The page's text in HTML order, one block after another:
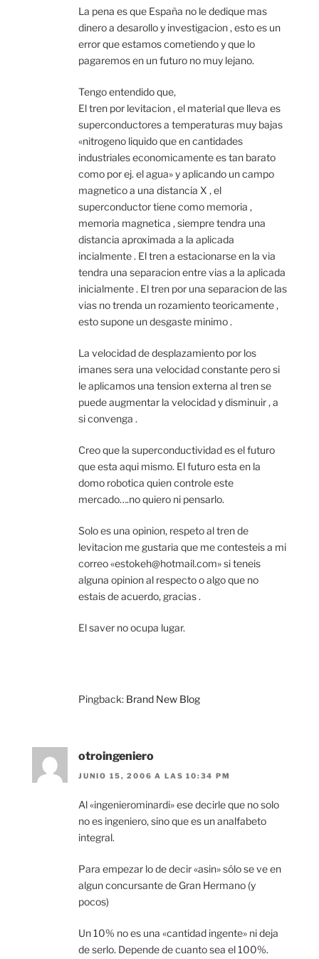
La pena es que España no le dedique mas
dinero a desarollo y investigacion , esto es un
error que estamos cometiendo y que lo
pagaremos en un futuro no muy lejano.
Tengo entendido que,
El tren por levitacion , el material que lleva es
superconductores a temperaturas muy bajas
«nitrogeno liquido que en cantidades
industriales economicamente es tan barato
como por ej. el agua» y aplicando un campo
magnetico a una distancia X , el
superconductor tiene como memoria ,
memoria magnetica , siempre tendra una
distancia aproximada a la aplicada
incialmente . El tren a estacionarse en la via
tendra una separacion entre vias a la aplicada
inicialmente . El tren por una separacion de las
vias no trenda un rozamiento teoricamente ,
esto supone un desgaste minimo .
La velocidad de desplazamiento por los
imanes sera una velocidad constante pero si
le aplicamos una tension externa al tren se
puede augmentar la velocidad y disminuir , a
si convenga .
Creo que la superconductividad es el futuro
que esta aqui mismo. El futuro esta en la
domo robotica quien controle este
mercado….no quiero ni pensarlo.
Solo es una opinion, respeto al tren de
levitacion me gustaria que me contesteis a mi
correo «estokeh@hotmail.com» si teneis
alguna opinion al respecto o algo que no
estais de acuerdo, gracias .
El saver no ocupa lugar.
Pingback: Brand New Blog
otroingeniero
JUNIO 15, 2006 A LAS 10:34 PM
Al «ingenierominardi» ese decirle que no solo
no es ingeniero, sino que es un analfabeto
integral.
Para empezar lo de decir «asin» sólo se ve en
algun concursante de Gran Hermano (y
pocos)
Un 10% no es una «cantidad ingente» ni deja
de serlo. Depende de cuanto sea el 100%.